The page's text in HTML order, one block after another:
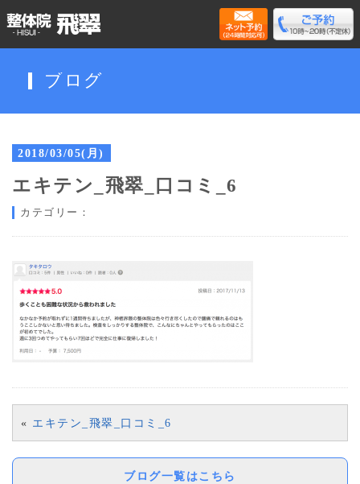
ブログ
2018/03/05(月)
エキテン_飛翠_口コミ_6
カテゴリー：
« エキテン_飛翠_口コミ_6
ブログ一覧はこちら